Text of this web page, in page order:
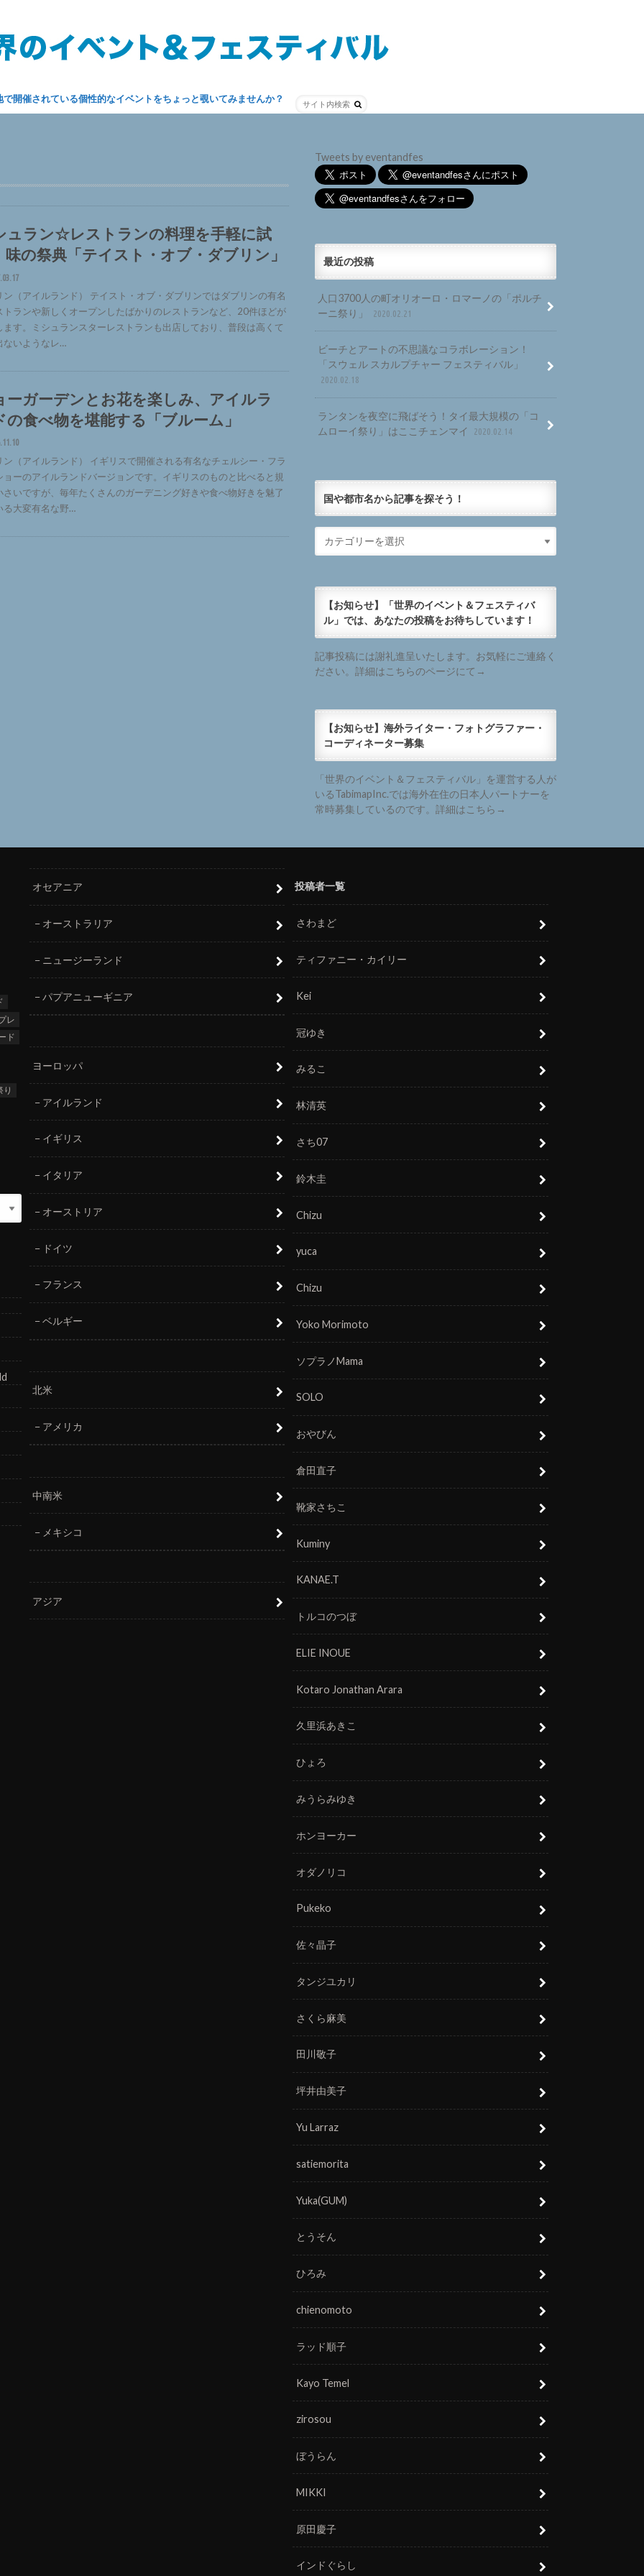
で開催されている個性的なイベントをちょっと覗いてみませんか？
ュラン☆レストランの料理を手軽に試
味の祭典「テイスト・オブ・ダブリン」
ン（アイルランド） テイスト・オブ・ダブリンではダブリンの有名
トランや新しくオープンしたばかりのレストランなど、20件ほどが
ます。ミシュランスターレストランも出店しており、普段は高くて
ないようなレ…
ーガーデンとお花を楽しみ、アイルラ
の食べ物を堪能する「ブルーム」
ン（アイルランド） イギリスで開催される有名なチェルシー・フラ
ョーのアイルランドバージョンです。イギリスのものと比べると規
さいですが、毎年たくさんのガーデニング好きや食べ物好きを魅了
る大変有名な野…
Tweets by eventandfes
最近の投稿
人口3700人の町オリオーロ・ロマーノの「ポルチ
ーニ祭り」
2020.02.21
ビーチとアートの不思議なコラボレーション！
「スウェル スカルプチャー フェスティバル」
2020.02.18
ランタンを夜空に飛ばそう！タイ最大規模の「コ
ムローイ祭り」はここチェンマイ
2020.02.14
国や都市名から記事を探そう！
【お知らせ】「世界のイベント＆フェスティバ
ル」では、あなたの投稿をお待ちしています！
記事投稿には謝礼進呈いたします。お気軽にご連絡く
ださい。詳細はこちらのページにて→
【お知らせ】海外ライター・フォトグラファー・
コーディネーター募集
「世界のイベント＆フェスティバル」を運営する人が
いるTabimapInc.では海外在住の日本人パートナーを
常時募集しているのです。詳細はこちら→
レ
ド
り
オセアニア
オーストラリア
ニュージーランド
パプアニューギニア
ヨーロッパ
アイルランド
イギリス
イタリア
オーストリア
ドイツ
フランス
ベルギー
北米
アメリカ
中南米
メキシコ
アジア
投稿者一覧
さわまど
ティファニー・カイリー
Kei
冠ゆき
みるこ
林清英
さち07
鈴木圭
Chizu
yuca
Chizu
Yoko Morimoto
ソプラノMama
SOLO
おやびん
倉田直子
靴家さちこ
Kuminy
KANAE.T
トルコのつぼ
ELIE INOUE
Kotaro Jonathan Arara
久里浜あきこ
ひょろ
みうらみゆき
ホンヨーカー
オダノリコ
Pukeko
佐々晶子
タンジユカリ
さくら麻美
田川敬子
坪井由美子
Yu Larraz
satiemorita
Yuka(GUM)
とうそん
ひろみ
chienomoto
ラッド順子
Kayo Temel
zirosou
ぼうらん
MIKKI
原田慶子
インドぐらし